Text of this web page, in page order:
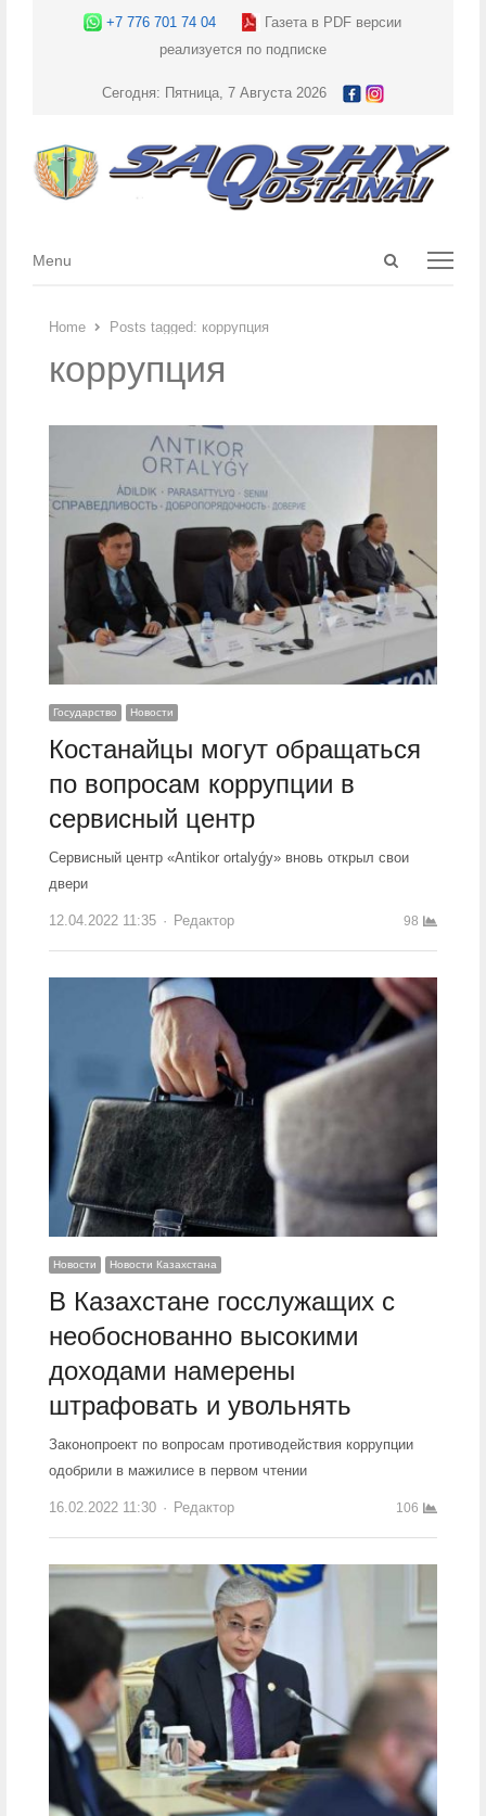
+7 776 701 74 04
Газета в PDF версии
реализуется по подписке
Сегодня: Пятница, 7 Августа 2026
Open
Menu
Menu
Home Posts tagged: коррупция
коррупция
Государство Новости
Костанайцы могут обращаться
по вопросам коррупции в
сервисный центр
Сервисный центр «Antikor оrtalyǵy» вновь открыл свои
двери
12.04.2022 11:35 Author
Редактор 98
Новости Новости Казахстана
В Казахстане госслужащих с
необоснованно высокими
доходами намерены
штрафовать и увольнять
Законопроект по вопросам противодействия коррупции
одобрили в мажилисе в первом чтении
16.02.2022 11:30 Author
Редактор 106